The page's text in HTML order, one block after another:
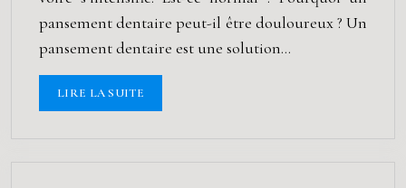
pansement dentaire peut-il être douloureux ? Un
pansement dentaire est une solution…
LIRE LA SUITE